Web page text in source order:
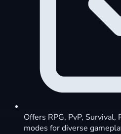
Offers RPG, PvP, Survival,
modes for diverse